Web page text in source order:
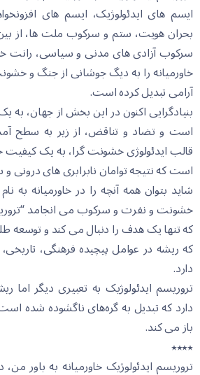
ایسم های ایدئولوژیک، ایسم های
بحران هویت، ستم و سرکوب ملت ها، از
سرکوب آزادی های مدنی و سیاسی، رانت
خاورمیانە را بە دیگ جوشانی از جنگ و
آرامی تبدیل کردە است.
بنیادگرایی اکنون در این بخش از جهان، بە
است و تضاد و تناقض، از زیر بە سطح
قالب ایدئولوژی خشونت گرا، بە یک کیفیت
است کە نتیجە توامان نابرابری های
شاید بتوان همە آنچە را در خاورمیانە بە
خشونت و نفرت و سرکوب می انجامد
کە تنها یک هدف را دنبال می کند و
کە ریشە در عوامل پیچیدە فرهنگی،
دارد.
تروریسم ایدئولوژیک بە تعبیری دیگر
دارد کە تبدیل بە گرەهای ناگشودە شدە
باز می کند.
٭٭٭٭
تروریسم ایدئولوژیک خاورمیانە بە باور